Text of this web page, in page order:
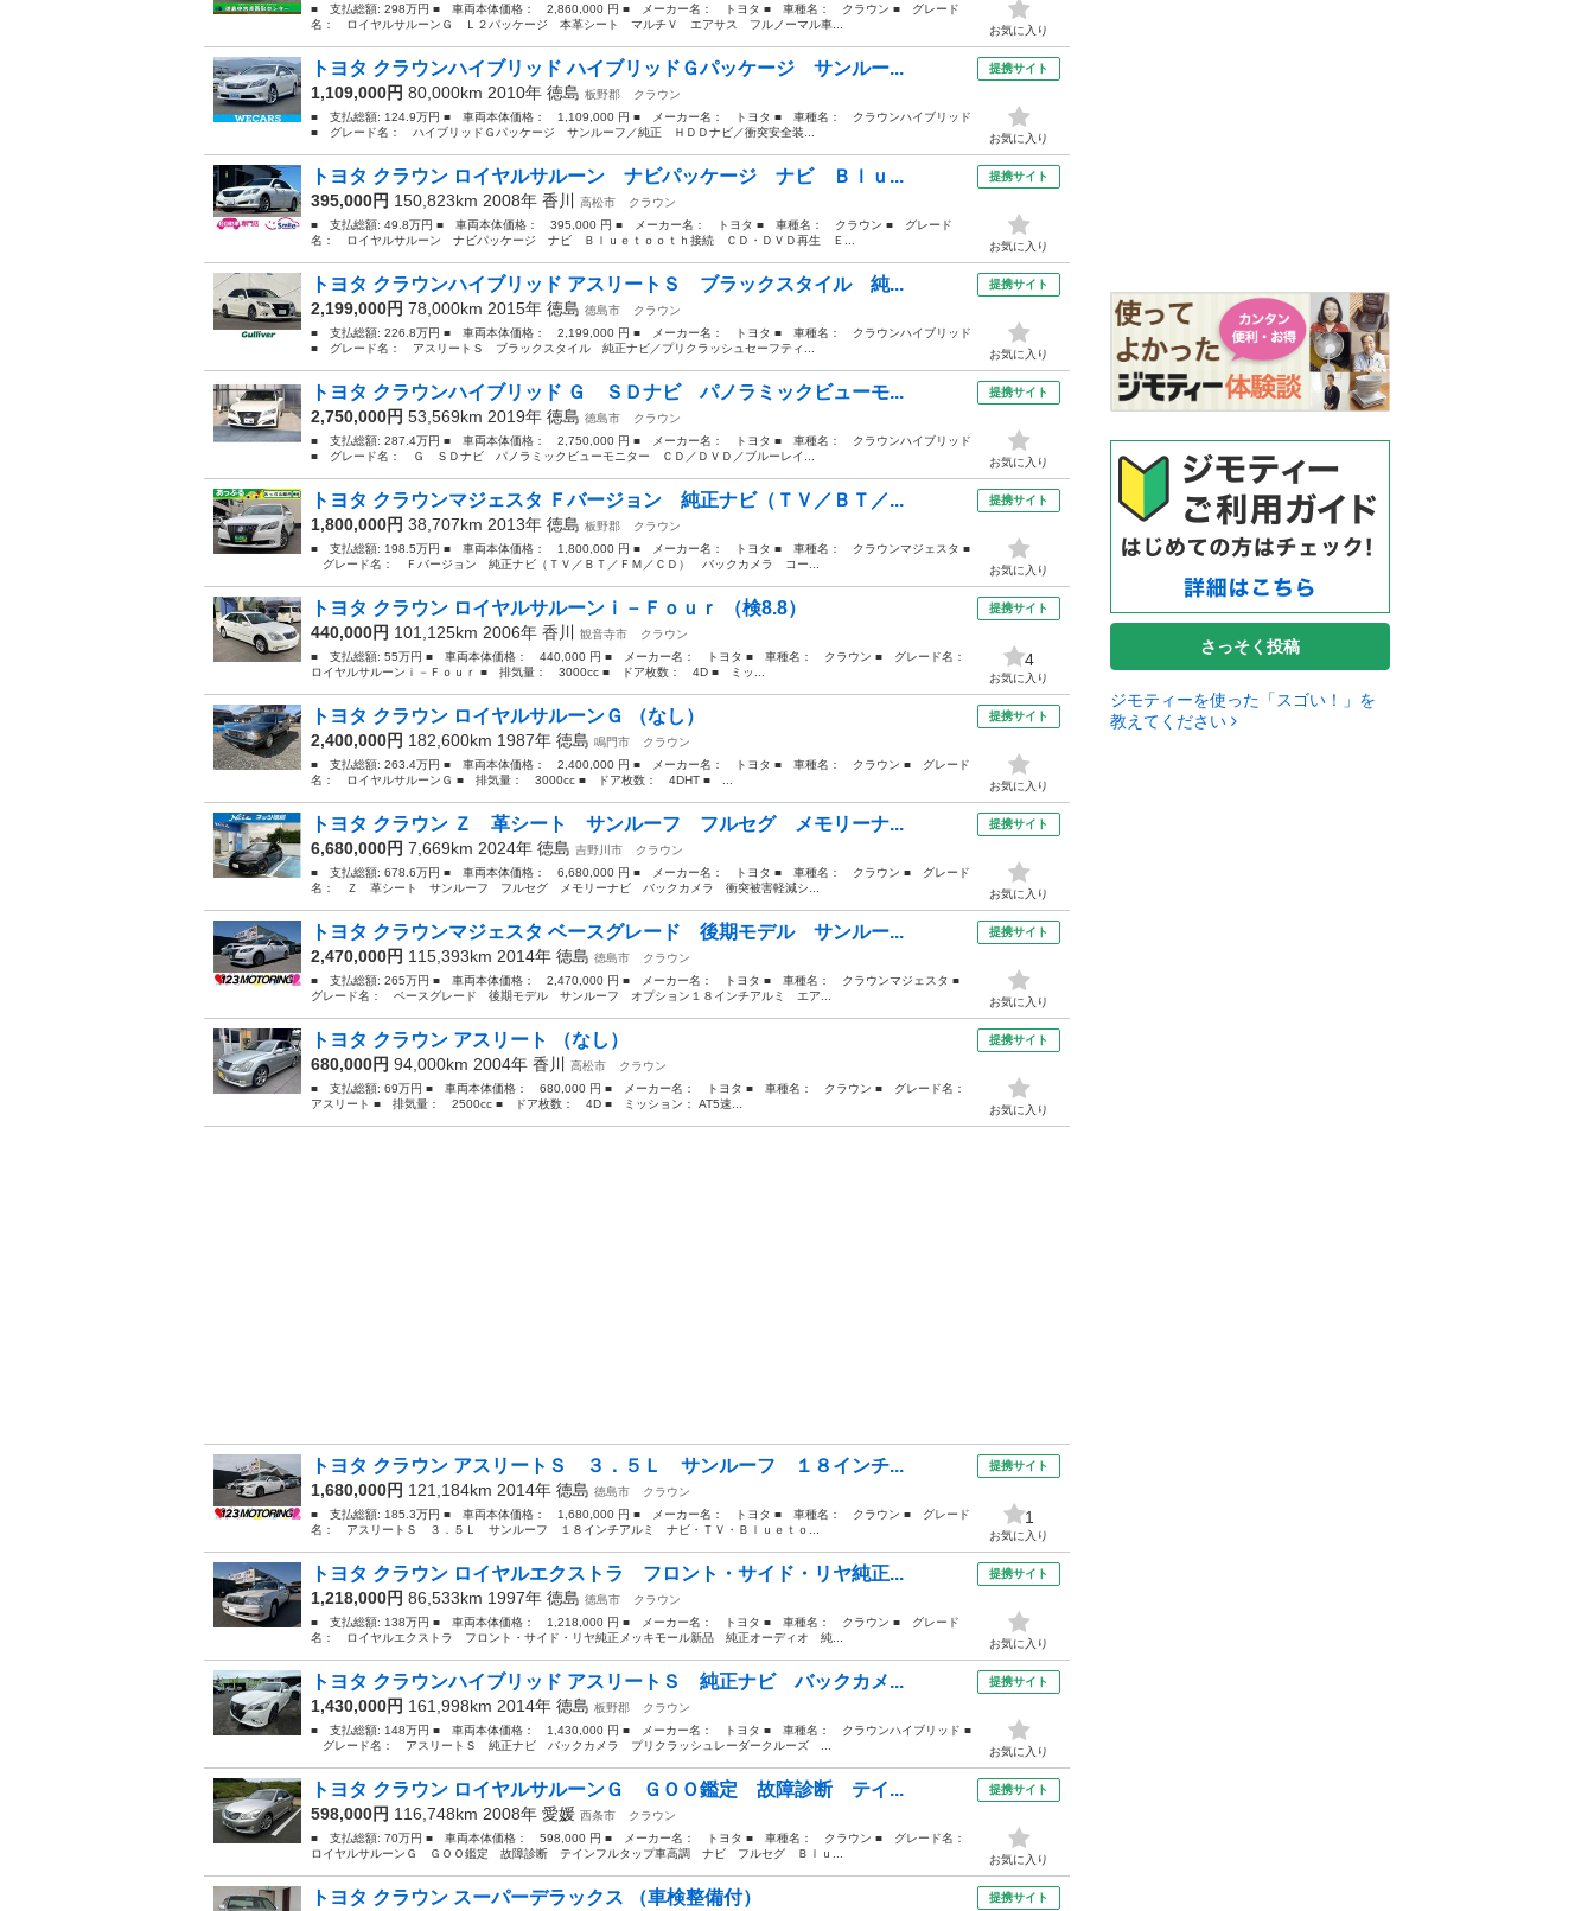
■ 支払総額: 298万円 ■ 車両本体価格： 2,860,000 円 ■ メーカー名： トヨタ ■ 車種名： クラウン ■ グレード
名： ロイヤルサルーンＧ Ｌ２パッケージ 本革シート マルチＶ エアサス フルノーマル車...
お気に入り
トヨタ クラウンハイブリッド ハイブリッドＧパッケージ サンルー...
1,109,000円 80,000km 2010年 徳島 板野郡
クラウン
■ 支払総額: 124.9万円 ■ 車両本体価格： 1,109,000 円 ■ メーカー名： トヨタ ■ 車種名： クラウンハイブリッド
■ グレード名： ハイブリッドＧパッケージ サンルーフ／純正 ＨＤＤナビ／衝突安全装...
提携サイト
お気に入り
トヨタ クラウン ロイヤルサルーン ナビパッケージ ナビ Ｂｌｕ...
395,000円 150,823km 2008年 香川 高松市
クラウン
■ 支払総額: 49.8万円 ■ 車両本体価格： 395,000 円 ■ メーカー名： トヨタ ■ 車種名： クラウン ■ グレード
名： ロイヤルサルーン ナビパッケージ ナビ Ｂｌｕｅｔｏｏｔｈ接続 ＣＤ・ＤＶＤ再生 Ｅ...
提携サイト
お気に入り
トヨタ クラウンハイブリッド アスリートＳ ブラックスタイル 純...
2,199,000円 78,000km 2015年 徳島 徳島市
クラウン
■ 支払総額: 226.8万円 ■ 車両本体価格： 2,199,000 円 ■ メーカー名： トヨタ ■ 車種名： クラウンハイブリッド
■ グレード名： アスリートＳ ブラックスタイル 純正ナビ／プリクラッシュセーフティ...
提携サイト
お気に入り
トヨタ クラウンハイブリッド Ｇ ＳＤナビ パノラミックビューモ...
2,750,000円 53,569km 2019年 徳島 徳島市
クラウン
■ 支払総額: 287.4万円 ■ 車両本体価格： 2,750,000 円 ■ メーカー名： トヨタ ■ 車種名： クラウンハイブリッド
■ グレード名： Ｇ ＳＤナビ パノラミックビューモニター ＣＤ／ＤＶＤ／ブルーレイ...
提携サイト
お気に入り
トヨタ クラウンマジェスタ Ｆバージョン 純正ナビ（ＴＶ／ＢＴ／...
1,800,000円 38,707km 2013年 徳島 板野郡
クラウン
■ 支払総額: 198.5万円 ■ 車両本体価格： 1,800,000 円 ■ メーカー名： トヨタ ■ 車種名： クラウンマジェスタ ■
グレード名： Ｆバージョン 純正ナビ（ＴＶ／ＢＴ／ＦＭ／ＣＤ） バックカメラ コー...
提携サイト
お気に入り
トヨタ クラウン ロイヤルサルーンｉ－Ｆｏｕｒ （検8.8）
440,000円 101,125km 2006年 香川 観音寺市
クラウン
■ 支払総額: 55万円 ■ 車両本体価格： 440,000 円 ■ メーカー名： トヨタ ■ 車種名： クラウン ■ グレード名：
ロイヤルサルーンｉ－Ｆｏｕｒ ■ 排気量： 3000cc ■ ドア枚数： 4D ■ ミッ...
提携サイト
4
お気に入り
トヨタ クラウン ロイヤルサルーンＧ （なし）
2,400,000円 182,600km 1987年 徳島 鳴門市
クラウン
■ 支払総額: 263.4万円 ■ 車両本体価格： 2,400,000 円 ■ メーカー名： トヨタ ■ 車種名： クラウン ■ グレード
名： ロイヤルサルーンＧ ■ 排気量： 3000cc ■ ドア枚数： 4DHT ■ ...
提携サイト
お気に入り
トヨタ クラウン Ｚ 革シート サンルーフ フルセグ メモリーナ...
6,680,000円 7,669km 2024年 徳島 吉野川市
クラウン
■ 支払総額: 678.6万円 ■ 車両本体価格： 6,680,000 円 ■ メーカー名： トヨタ ■ 車種名： クラウン ■ グレード
名： Ｚ 革シート サンルーフ フルセグ メモリーナビ バックカメラ 衝突被害軽減シ...
提携サイト
お気に入り
トヨタ クラウンマジェスタ ベースグレード 後期モデル サンルー...
2,470,000円 115,393km 2014年 徳島 徳島市
クラウン
■ 支払総額: 265万円 ■ 車両本体価格： 2,470,000 円 ■ メーカー名： トヨタ ■ 車種名： クラウンマジェスタ ■
グレード名： ベースグレード 後期モデル サンルーフ オプション１８インチアルミ エア...
提携サイト
お気に入り
トヨタ クラウン アスリート （なし）
680,000円 94,000km 2004年 香川 高松市
クラウン
■ 支払総額: 69万円 ■ 車両本体価格： 680,000 円 ■ メーカー名： トヨタ ■ 車種名： クラウン ■ グレード名：
アスリート ■ 排気量： 2500cc ■ ドア枚数： 4D ■ ミッション： AT5速...
提携サイト
お気に入り
トヨタ クラウン アスリートＳ ３．５Ｌ サンルーフ １８インチ...
1,680,000円 121,184km 2014年 徳島 徳島市
クラウン
■ 支払総額: 185.3万円 ■ 車両本体価格： 1,680,000 円 ■ メーカー名： トヨタ ■ 車種名： クラウン ■ グレード
名： アスリートＳ ３．５Ｌ サンルーフ １８インチアルミ ナビ・ＴＶ・Ｂｌｕｅｔｏ...
提携サイト
1
お気に入り
トヨタ クラウン ロイヤルエクストラ フロント・サイド・リヤ純正...
1,218,000円 86,533km 1997年 徳島 徳島市
クラウン
■ 支払総額: 138万円 ■ 車両本体価格： 1,218,000 円 ■ メーカー名： トヨタ ■ 車種名： クラウン ■ グレード
名： ロイヤルエクストラ フロント・サイド・リヤ純正メッキモール新品 純正オーディオ 純...
提携サイト
お気に入り
トヨタ クラウンハイブリッド アスリートＳ 純正ナビ バックカメ...
1,430,000円 161,998km 2014年 徳島 板野郡
クラウン
■ 支払総額: 148万円 ■ 車両本体価格： 1,430,000 円 ■ メーカー名： トヨタ ■ 車種名： クラウンハイブリッド ■
グレード名： アスリートＳ 純正ナビ バックカメラ プリクラッシュレーダークルーズ ...
提携サイト
お気に入り
トヨタ クラウン ロイヤルサルーンＧ ＧＯＯ鑑定 故障診断 テイ...
598,000円 116,748km 2008年 愛媛 西条市
クラウン
■ 支払総額: 70万円 ■ 車両本体価格： 598,000 円 ■ メーカー名： トヨタ ■ 車種名： クラウン ■ グレード名：
ロイヤルサルーンＧ ＧＯＯ鑑定 故障診断 テインフルタップ車高調 ナビ フルセグ Ｂｌｕ...
提携サイト
お気に入り
トヨタ クラウン スーパーデラックス （車検整備付） 提携サイト
さっそく投稿
ジモティーを使った「スゴい！」を
教えてください